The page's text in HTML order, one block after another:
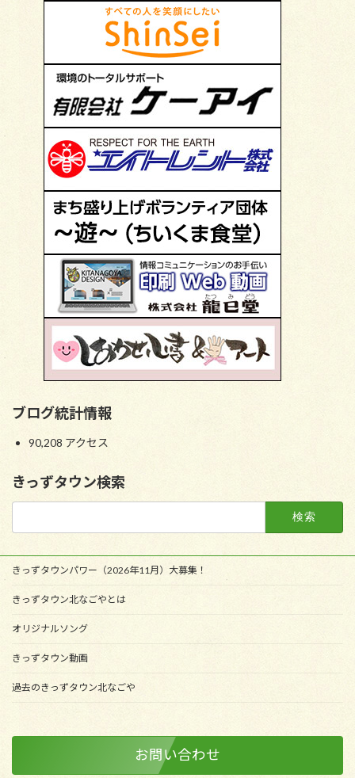
ブログ統計情報
90,208 アクセス
きっずタウン検索
きっずタウンパワー（2026年11月）大募集！
きっずタウン北なごやとは
オリジナルソング
きっずタウン動画
過去のきっずタウン北なごや
お問い合わせ